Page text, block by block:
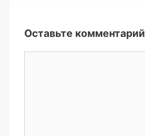
Оставьте комментарий